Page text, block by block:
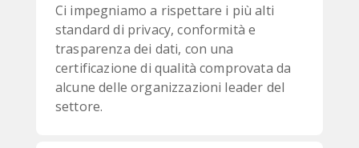
Ci impegniamo a rispettare i più alti
standard di privacy, conformità e
trasparenza dei dati, con una
certificazione di qualità comprovata da
alcune delle organizzazioni leader del
settore.